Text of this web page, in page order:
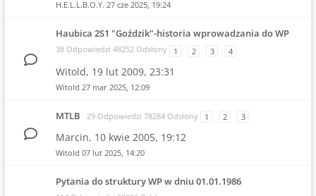
H.E.L.L.B.O.Y. 27 cze 2025, 19:24
Haubica 2S1 "Goździk"-historia wprowadzania do WP
38 Odpowiedzi 48252 Odsłony 1 2 3 4
Witold, 19 lut 2009, 23:31
Witold 27 mar 2025, 12:09
MTLB 29 Odpowiedzi 78284 Odsłony 1 2 3
Marcin, 10 kwie 2005, 19:12
Witold 07 lut 2025, 14:20
Pytania do struktury WP w dniu 01.01.1986